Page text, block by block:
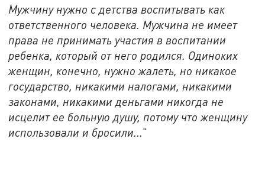
Мужчину нужно с детства воспитывать как
ответственного человека. Мужчина не имеет
права не принимать участия в воспитании
ребенка, который от него родился. Одиноких
женщин, конечно, нужно жалеть, но никакое
государство, никакими налогами, никакими
законами, никакими деньгами никогда не
исцелит ее больную душу, потому что женщину
использовали и бросили..."